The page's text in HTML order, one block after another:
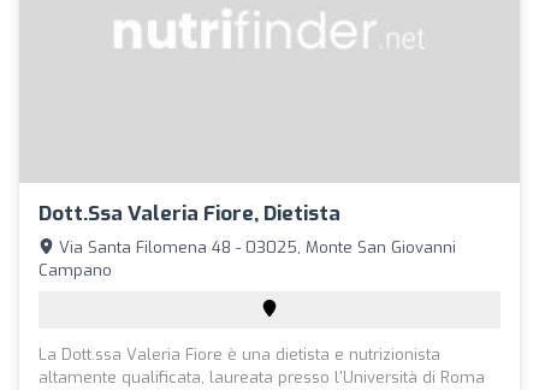
Dott.ssa Valeria Fiore, Dietista
Via Santa Filomena 48 - 03025, Monte San Giovanni
Campano
La Dott.ssa Valeria Fiore è una dietista e nutrizionista
altamente qualificata, laureata presso l'Università di Roma